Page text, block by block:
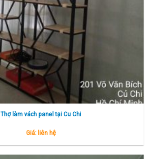
Thợ làm vách panel tại Cu Chi
Giá: liên hệ